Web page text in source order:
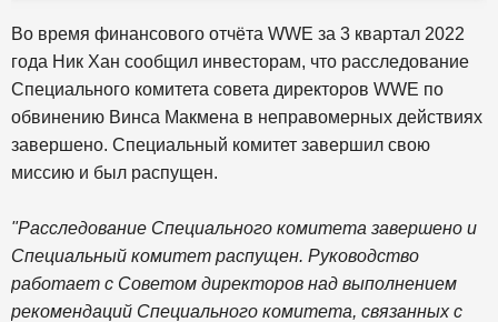
Во время финансового отчёта WWE за 3 квартал 2022
года Ник Хан сообщил инвесторам, что расследование
Специального комитета совета директоров WWE по
обвинению Винса Макмена в неправомерных действиях
завершено. Специальный комитет завершил свою
миссию и был распущен.
"Расследование Специального комитета завершено и
Специальный комитет распущен. Руководство
работает с Советом директоров над выполнением
рекомендаций Специального комитета, связанных с